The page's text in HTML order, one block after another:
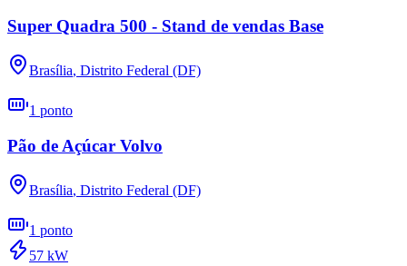
Super Quadra 500 - Stand de vendas Base
Brasília, Distrito Federal (DF)
1 ponto
Pão de Açúcar Volvo
Brasília, Distrito Federal (DF)
1 ponto
57 kW